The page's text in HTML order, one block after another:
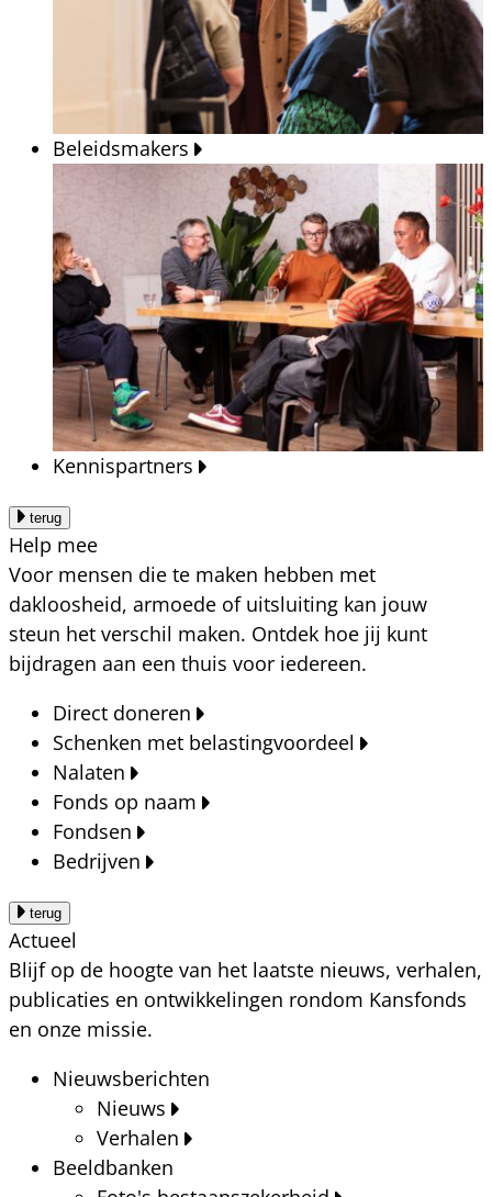
Beleidsmakers
Kennispartners
terug
Help mee
Voor mensen die te maken hebben met
dakloosheid, armoede of uitsluiting kan jouw
steun het verschil maken. Ontdek hoe jij kunt
bijdragen aan een thuis voor iedereen.
Direct doneren
Schenken met belastingvoordeel
Nalaten
Fonds op naam
Fondsen
Bedrijven
terug
Actueel
Blijf op de hoogte van het laatste nieuws, verhalen,
publicaties en ontwikkelingen rondom Kansfonds
en onze missie.
Nieuwsberichten
Nieuws
Verhalen
Beeldbanken